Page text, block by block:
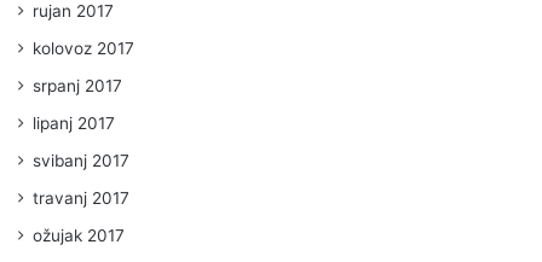
rujan 2017
kolovoz 2017
srpanj 2017
lipanj 2017
svibanj 2017
travanj 2017
ožujak 2017